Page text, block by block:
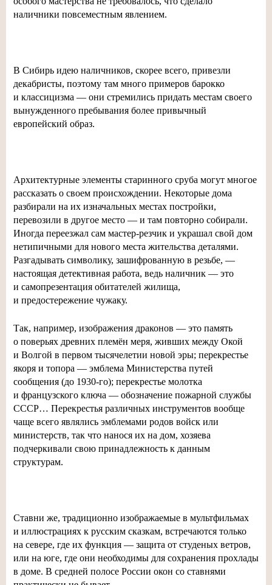
наличники повсеместным явлением.
В Сибирь идею наличников, скорее всего, привезли
декабристы, поэтому там много примеров барокко
и классицизма — они стремились придать местам своего
вынужденного пребывания более привычный
европейский образ.
Архитектурные элементы старинного сруба могут многое
рассказать о своем происхождении. Некоторые дома
разбирали на их изначальных местах постройки,
перевозили в другое место — и там повторно собирали.
Иногда переезжал сам мастер-резчик и украшал свой дом
нетипичными для нового места жительства деталями.
Разгадывать символику, зашифрованную в резьбе, —
настоящая детективная работа, ведь наличник — это
и самопрезентация обитателей жилища,
и предостережение чужаку.
Так, например, изображения драконов — это память
о поверьях древних племён меря, живших между Окой
и Волгой в первом тысячелетии новой эры; перекрестье
якоря и топора — эмблема Министерства путей
сообщения (до 1930-го); перекрестье молотка
и французского ключа — обозначение пожарной службы
СССР… Перекрестья различных инструментов вообще
чаще всего являлись эмблемами родов войск или
министерств, так что нанося их на дом, хозяева
подчеркивали свою принадлежность к данным
структурам.
Ставни же, традиционно изображаемые в мультфильмах
и иллюстрациях к русским сказкам, встречаются только
на севере, где их функция — защита от студеных ветров,
или на юге, где они необходимы для сохранения прохлады
в доме. В средней полосе России окон со ставнями